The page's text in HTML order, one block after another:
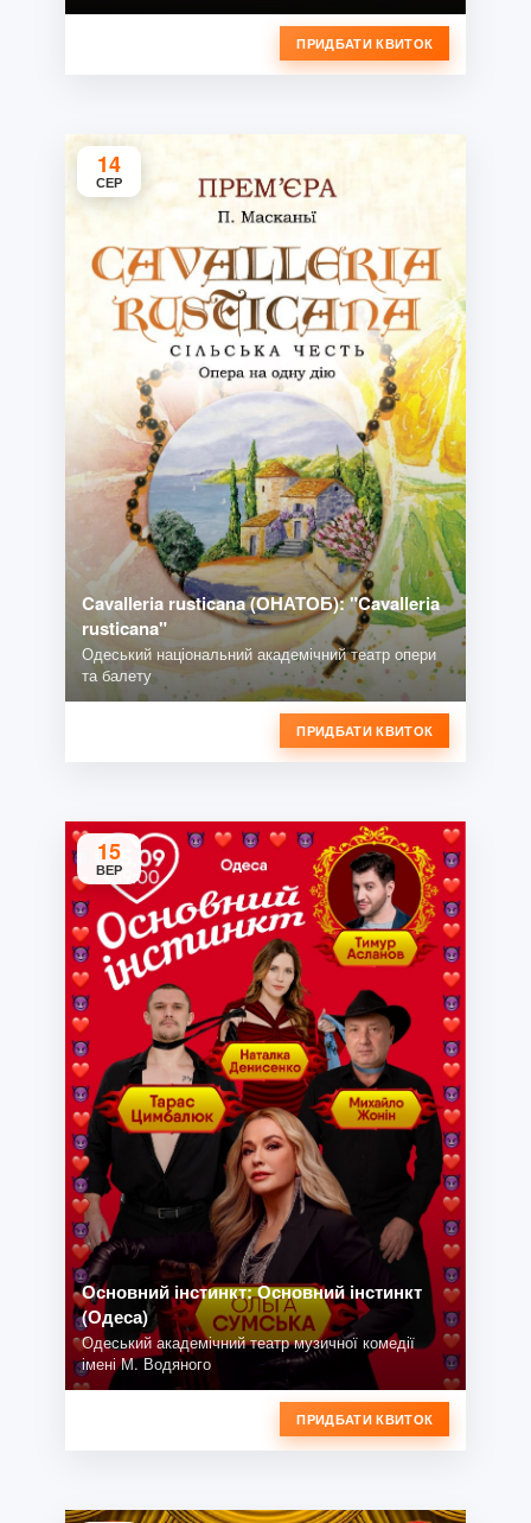
ПРИДБАТИ КВИТОК
14
СЕР
Cavalleria rusticana (ОНАТОБ): "Cavalleria
rusticana"
Одеський національний академічний театр опери
та балету
ПРИДБАТИ КВИТОК
15
ВЕР
Основний інстинкт: Основний інстинкт
(Одеса)
Одеський академічний театр музичної комедії
імені М. Водяного
ПРИДБАТИ КВИТОК